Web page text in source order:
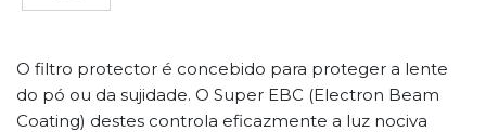
O filtro protector é concebido para proteger a lente
do pó ou da sujidade. O Super EBC (Electron Beam
Coating) destes controla eficazmente a luz nociva